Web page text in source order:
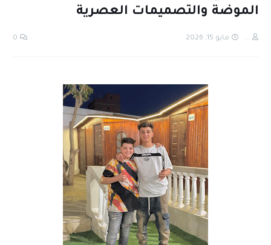
الموضة والتصميمات العصرية
... مايو 15, 2026 0